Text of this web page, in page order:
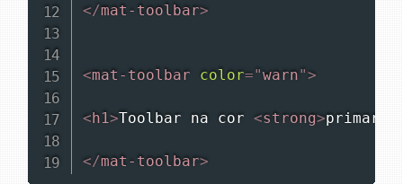
</mat-toolbar>
<mat-toolbar color="warn">
<h1>Toolbar na cor <strong>primary
</mat-toolbar>